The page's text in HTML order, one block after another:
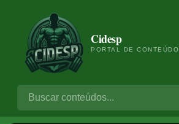
Cidesp
PORTAL DE CONTEÚDO